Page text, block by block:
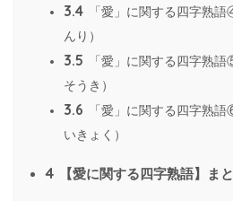
3.4
「愛」に関する四字熟
んり）
3.5
「愛」に関する四字熟
そうき）
3.6
「愛」に関する四字熟
いきょく）
4 【愛に関する四字熟語】ま